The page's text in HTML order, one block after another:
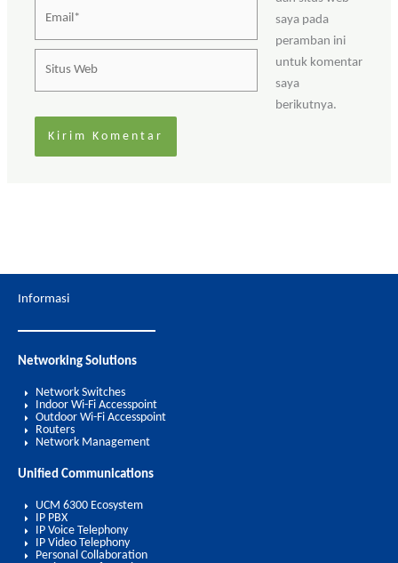
saya pada
peramban ini
untuk komentar
saya
berikutnya.
Informasi
Networking Solutions
Network Switches
Indoor Wi-Fi Accesspoint
Outdoor Wi-Fi Accesspoint
Routers
Network Management
Unified Communications
UCM 6300 Ecosystem
IP PBX
IP Voice Telephony
IP Video Telephony
Personal Collaboration